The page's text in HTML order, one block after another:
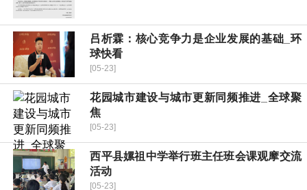
吕析霖：核心竞争力是企业发展的基础_环
球快看
[05-23]
花园城市建设与城市更新同频推进_全球聚
焦
[05-23]
​西平县嫘祖中学举行班主任班会课观摩交流
活动
[05-23]